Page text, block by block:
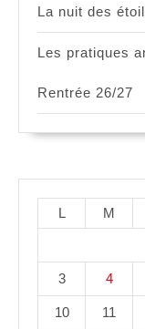
La nuit des
Les pratiques
Rentrée 26/27
L M
3 4
10 11